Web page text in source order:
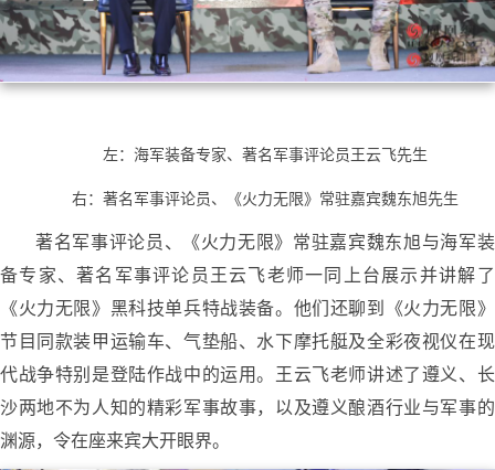
左：海军装备专家、著名军事评论员王云飞先生
右：著名军事评论员、《火力无限》常驻嘉宾魏东旭先生
著名军事评论员、《火力无限》常驻嘉宾魏东旭与海军装
备专家、著名军事评论员王云飞老师一同上台展示并讲解了
《火力无限》黑科技单兵特战装备。他们还聊到《火力无限》
节目同款装甲运输车、气垫船、水下摩托艇及全彩夜视仪在现
代战争特别是登陆作战中的运用。王云飞老师讲述了遵义、长
沙两地不为人知的精彩军事故事，以及遵义酿酒行业与军事的
渊源，令在座来宾大开眼界。